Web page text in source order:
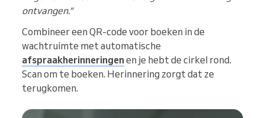
ontvangen.”
Combineer een QR-code voor boeken in de
wachtruimte met automatische
afspraakherinneringenen je hebt de cirkel rond.
Scan om te boeken. Herinnering zorgt dat ze
terugkomen.